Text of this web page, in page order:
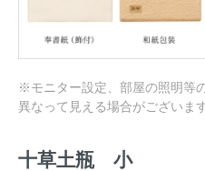
※モニター設定、部屋の照明等
異なって見える場合がございます
十草土瓶 小